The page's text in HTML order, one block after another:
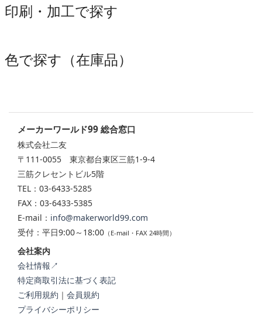
印刷・加工で探す
色で探す（在庫品）
メーカーワールド99 総合窓口
株式会社二友
〒111-0055 東京都台東区三筋1-9-4
三筋クレセントビル5階
TEL：03-6433-5285
FAX：03-6433-5385
E-mail： info@makerworld99.com
受付：平日9:00～18:00 （E-mail・FAX 24時間）
会社案内
会社情報↗
特定商取引法に基づく表記
ご利用規約 ｜ 会員規約
プライバシーポリシー